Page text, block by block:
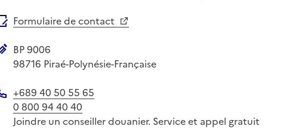
Formulaire de contact
Adresse postale
BP 9006
98716 Piraé-Polynésie-Française
Téléphone
+689 40 50 55 65
0 800 94 40 40
Joindre un conseiller douanier. Service et appel gratuit